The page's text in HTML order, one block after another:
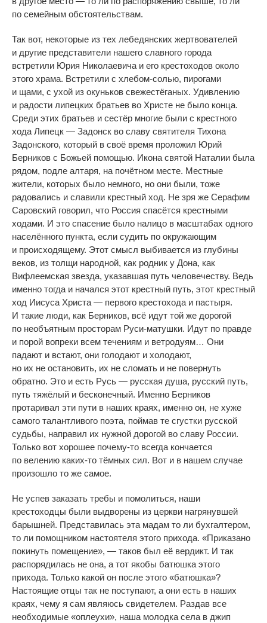
по семейным обстоятельствам.
Так вот, некоторые из тех лебедянских жертвователей
и другие представители нашего славного города
встретили Юрия Николаевича и его крестоходов около
этого храма. Встретили с хлебом-солью, пирогами
и щами, с ухой из окуньков свежестёганых. Удивлению
и радости липецких братьев во Христе не было конца.
Среди этих братьев и сестёр многие были с крестного
хода Липецк — Задонск во славу святителя Тихона
Задонского, который в своё время проложил Юрий
Берников с Божьей помощью. Икона святой Наталии была
рядом, подле алтаря, на почётном месте. Местные
жители, которых было немного, но они были, тоже
радовались и славили крестный ход. Не зря же Серафим
Саровский говорил, что Россия спасётся крестными
ходами. И это спасение было налицо в масштабах одного
населённого пункта, если судить по окружающим
и происходящему. Этот смысл выбивается из глубины
веков, из толщи народной, как родник у Дона, как
Вифлеемская звезда, указавшая путь человечеству. Ведь
именно тогда и начался этот крестный путь, этот крестный
ход Иисуса Христа — первого крестохода и пастыря.
И такие люди, как Берников, всё идут той же дорогой
по необъятным просторам Руси-матушки. Идут по правде
и порой вопреки всем течениям и ветродуям… Они
падают и встают, они голодают и холодают,
но их не остановить, их не сломать и не повернуть
обратно. Это и есть Русь — русская душа, русский путь,
путь тяжёлый и бесконечный. Именно Берников
протаривал эти пути в наших краях, именно он, не хуже
самого талантливого поэта, поймав те сгустки русской
судьбы, направил их нужной дорогой во славу России.
Только вот хорошее почему-то всегда кончается
по велению каких-то тёмных сил. Вот и в нашем случае
произошло то же самое.
Не успев заказать требы и помолиться, наши
крестоходцы были выдворены из церкви нагрянувшей
барышней. Представилась эта мадам то ли бухгалтером,
то ли помощником настоятеля этого прихода. «Приказано
покинуть помещение», — таков был её вердикт. И так
распорядилась не она, а тот якобы батюшка этого
прихода. Только какой он после этого «батюшка»?
Настоящие отцы так не поступают, а они есть в наших
краях, чему я сам являюсь свидетелем. Раздав все
необходимые «оплеухи», наша молодка села в джип